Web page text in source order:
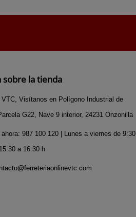
la tienda
VTC, Visítanos en Polígono Industrial de
G22, Nave 9 interior, 24231 Onzonilla
987 100 120 | Lunes a viernes de 9:30
a 16:30 h